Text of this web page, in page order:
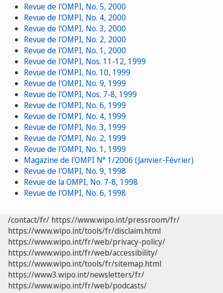
Revue de l'OMPI, No. 5, 2000
Revue de l'OMPI, No. 4, 2000
Revue de l'OMPI, No. 3, 2000
Revue de l'OMPI, No. 2, 2000
Revue de l'OMPI, No. 1, 2000
Revue de l'OMPI, Nos. 11-12, 1999
Revue de l'OMPI, No. 10, 1999
Revue de l'OMPI, No. 9, 1999
Revue de l'OMPI, Nos. 7-8, 1999
Revue de l'OMPI, No. 6, 1999
Revue de l'OMPI, No. 4, 1999
Revue de l'OMPI, No. 3, 1999
Revue de l'OMPI, No. 2, 1999
Revue de l'OMPI, No. 1, 1999
Magazine de l'OMPI N° 1/2006 (Janvier-Février)
Revue de l'OMPI, No. 9, 1998
Revue de la OMPI, No. 7-8, 1998
Revue de l'OMPI, No. 6, 1998
/contact/fr/ https://www.wipo.int/pressroom/fr/
https://www.wipo.int/tools/fr/disclaim.html
https://www.wipo.int/fr/web/privacy-policy/
https://www.wipo.int/fr/web/accessibility/
https://www.wipo.int/tools/fr/sitemap.html
https://www3.wipo.int/newsletters/fr/
https://www.wipo.int/fr/web/podcasts/